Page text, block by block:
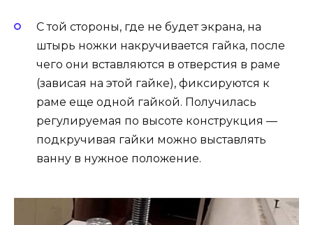
С той стороны, где не будет экрана, на
штырь ножки накручивается гайка, после
чего они вставляются в отверстия в раме
(зависая на этой гайке), фиксируются к
раме еще одной гайкой. Получилась
регулируемая по высоте конструкция —
подкручивая гайки можно выставлять
ванну в нужное положение.